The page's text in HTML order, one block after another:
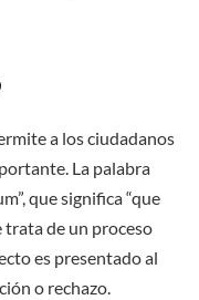
a los ciudadanos
La palabra
que significa “que
trata de un proceso
es presentado al
o rechazo.